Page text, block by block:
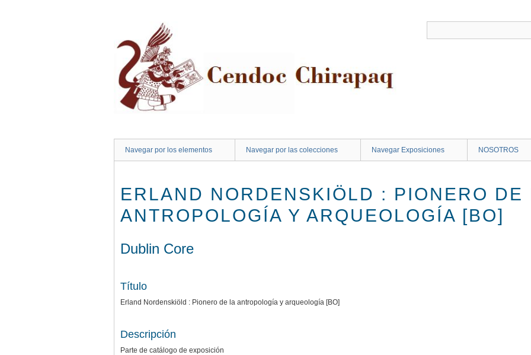
Navegar por los elementos Navegar por las colecciones Navegar Exposiciones NOSOTROS
ERLAND NORDENSKIÖLD : PIONERO DE
ANTROPOLOGÍA Y ARQUEOLOGÍA [BO]
Dublin Core
Título
Erland Nordenskiöld : Pionero de la antropología y arqueología [BO]
Descripción
Parte de catálogo de exposición